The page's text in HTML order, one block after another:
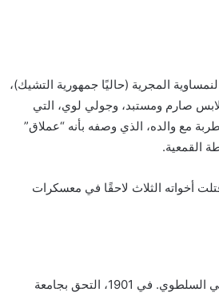
النمساوية المجرية (حاليًا جمهورية التشيك)،
ملابس صارم ومستبد، وجولي لوي، التي
مع والده، الذي وصفه بأنه “عملاق”
القمعية.
أخواته الثلاث لاحقًا في معسكرات
التحق كافكا بمدرسة الثانوية الصارمة، حيث تفوق أكاديميًّا رغم كرهه للنظام التعليمي السلطوي. في 1901، التحق بجامعة